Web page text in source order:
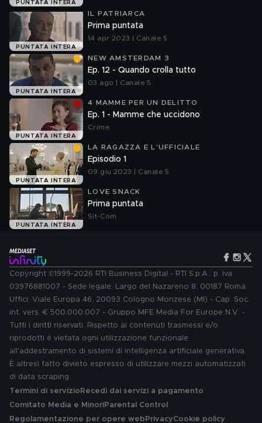
PUNTATA INTERA
PUNTATA INTERA
IL PATRIARCA
Prima puntata
14 apr 2023 | Canale 5
PUNTATA INTERA
NEW AMSTERDAM 3
Ep. 12 - Quando crolla tutto
03 ago | Canale 5
PUNTATA INTERA
4 MAMME PER UN DELITTO
Ep. 1 - Mamme che uccidono
Crime
PUNTATA INTERA
LA RAGAZZA E L'UFFICIALE
Episodio 1
09 giu 2023 | Canale 5
PUNTATA INTERA
LOVE SNACK
Prima puntata
Sit-Com
Copyright ©1999-2026 RTI Business Digital - RTI S.p.A.: p. iva
03976881007 - Sede legale: Largo del Nazareno 8, 00187 Roma.
Uffici: Viale Europa 46, 20093 Cologno Monzese (MI) - Cap. Soc.
int. vers. € 500.000.007 - Gruppo MFE Media For Europe N.V. -
Tutti i diritti riservati. Rispetto ai contenuti trasmessi e/o
riprodotti è vietata ogni utilizzazione funzionale
all'addestramento di sistemi di intelligenza artificiale generativa.
È altresì fatto divieto espresso di utilizzare mezzi automatizzati
di data scraping.
Termini di servizio Recedi dai servizi a pagamento
Comitato Media e MinoriParental Control
Regolamentazione per opere web PrivacyCookie policy